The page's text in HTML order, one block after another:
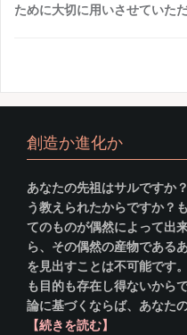
ために大切に用いさせていただ
創造か進化か
あなたの先祖はサルですか
う教えられたからですか？
てのものが偶然によって出
ら、その偶然の産物である
を見出すことは不可能です
も目的も存在し得ないから
論に基づくならば、あなた
【続きを読む】